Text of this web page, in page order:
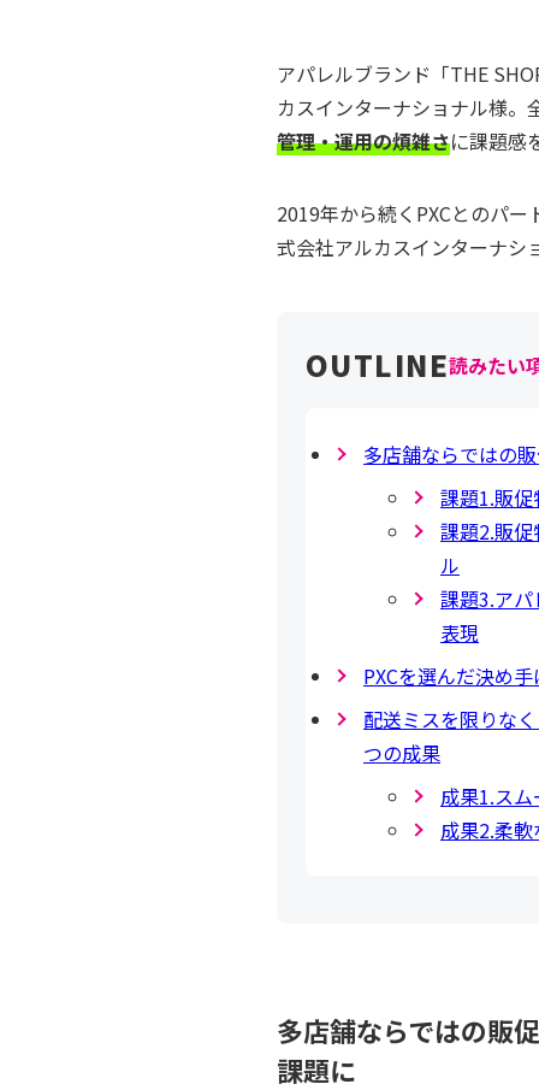
アパレルブランド「THE
カスインターナショナル様
管理・運用の煩雑さに課題感
2019年から続くPXCとのパ
式会社アルカスインターナシ
読みたい
多店舗ならではの
課題1.販
課題2.販
ル
課題3.ア
表現
PXCを選んだ決め
配送ミスを限りな
つの成果
成果1.ス
成果2.柔
多店舗ならではの販
課題に